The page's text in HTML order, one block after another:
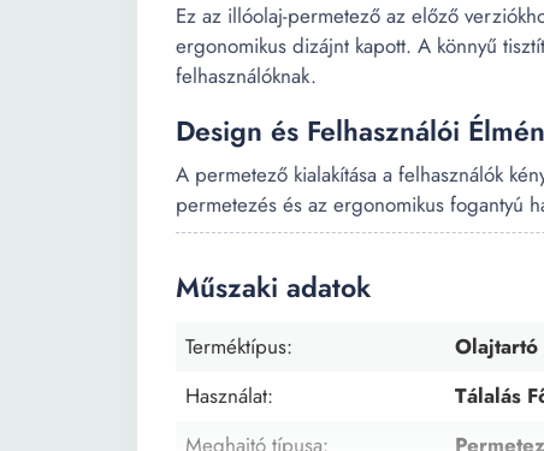
Ez az illóolaj-permetező az előző
ergonomikus dizájnt kapott. A könnyű
felhasználóknak.
Design és Felhasználói
A permetező kialakítása a felhasználók
permetezés és az ergonomikus fogantyú
Műszaki adatok
Terméktípus:
Olajtartó
Használat:
Tálalás
Meghajtó típusa: